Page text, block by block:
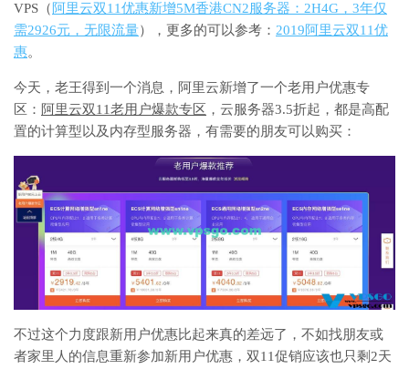
VPS（ 阿里云双11优惠新增5M香港CN2服务器：2H4G，3年仅
需2926元，无限流量），更多的可以参考： 2019阿里云双11优
惠。
今天，老王得到一个消息，阿里云新增了一个老用户优惠专
区： 阿里云双11老用户爆款专区 ，云服务器3.5折起，都是高配
置的计算型以及内存型服务器，有需要的朋友可以购买：
不过这个力度跟新用户优惠比起来真的差远了，不如找朋友或
者家里人的信息重新参加新用户优惠，双11促销应该也只剩2天